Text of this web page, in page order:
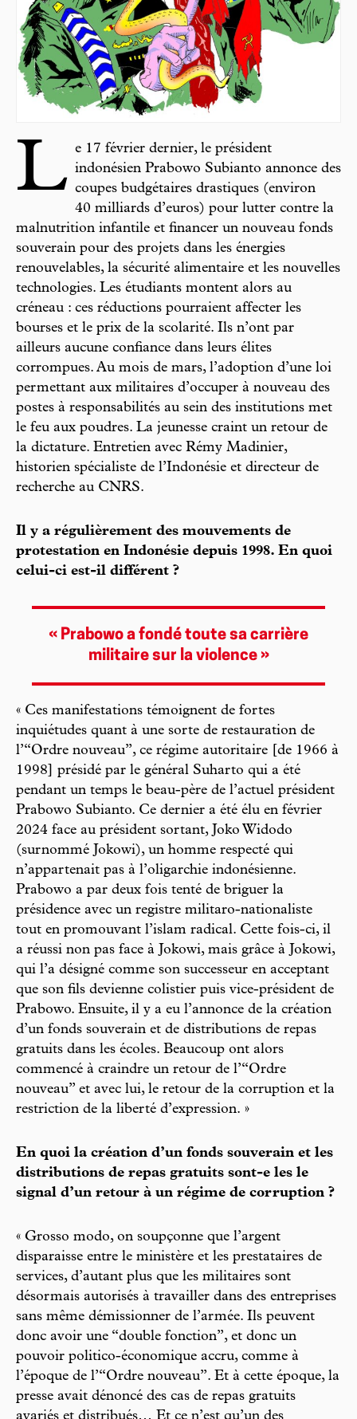
L
e 17 février dernier, le président
indonésien Prabowo Subianto annonce des
coupes budgétaires drastiques (environ
40 milliards d’euros) pour lutter contre la
malnutrition infantile et financer un nouveau fonds
souverain pour des projets dans les énergies
renouvelables, la sécurité alimentaire et les nouvelles
technologies. Les étudiants montent alors au
créneau : ces réductions pourraient affecter les
bourses et le prix de la scolarité. Ils n’ont par
ailleurs aucune confiance dans leurs élites
corrompues. Au mois de mars, l’adoption d’une loi
permettant aux militaires d’occuper à nouveau des
postes à responsabilités au sein des institutions met
le feu aux poudres. La jeunesse craint un retour de
la dictature. Entretien avec Rémy Madinier,
historien spécialiste de l’Indonésie et directeur de
recherche au CNRS.
Il y a régulièrement des mouvements de
protestation en Indonésie depuis 1998. En quoi
celui-ci est-il différent ?
« Prabowo a fondé toute sa carrière
militaire sur la violence »
« Ces manifestations témoignent de fortes
inquiétudes quant à une sorte de restauration de
l’“Ordre nouveau”, ce régime autoritaire [de 1966 à
1998] présidé par le général Suharto qui a été
pendant un temps le beau-père de l’actuel président
Prabowo Subianto. Ce dernier a été élu en février
2024 face au président sortant, Joko Widodo
(surnommé Jokowi), un homme respecté qui
n’appartenait pas à l’oligarchie indonésienne.
Prabowo a par deux fois tenté de briguer la
présidence avec un registre militaro-nationaliste
tout en promouvant l’islam radical. Cette fois-ci, il
a réussi non pas face à Jokowi, mais grâce à Jokowi,
qui l’a désigné comme son successeur en acceptant
que son fils devienne colistier puis vice-président de
Prabowo. Ensuite, il y a eu l’annonce de la création
d’un fonds souverain et de distributions de repas
gratuits dans les écoles. Beaucoup ont alors
commencé à craindre un retour de l’“Ordre
nouveau” et avec lui, le retour de la corruption et la
restriction de la liberté d’expression. »
En quoi la création d’un fonds souverain et les
distributions de repas gratuits sont-e les le
signal d’un retour à un régime de corruption ?
« Grosso modo, on soupçonne que l’argent
disparaisse entre le ministère et les prestataires de
services, d’autant plus que les militaires sont
désormais autorisés à travailler dans des entreprises
sans même démissionner de l’armée. Ils peuvent
donc avoir une “double fonction”, et donc un
pouvoir politico-économique accru, comme à
l’époque de l’“Ordre nouveau”. Et à cette époque, la
presse avait dénoncé des cas de repas gratuits